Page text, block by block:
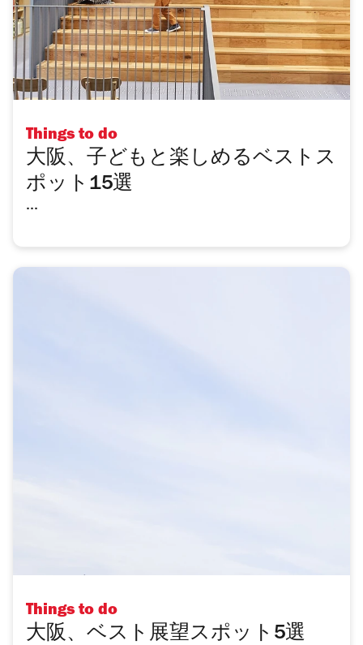
Things to do
大阪、子どもと楽しめるベストス
ポット15選
...
Things to do
大阪、ベスト展望スポット5選